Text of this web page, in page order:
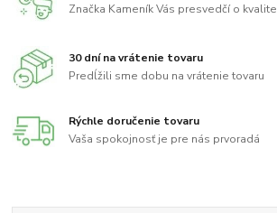
Značka Kameník Vás presvedčí o kvalite
30 dní na vrátenie tovaru
Predĺžili sme dobu na vrátenie tovaru
Rýchle doručenie tovaru
Vaša spokojnosť je pre nás prvoradá